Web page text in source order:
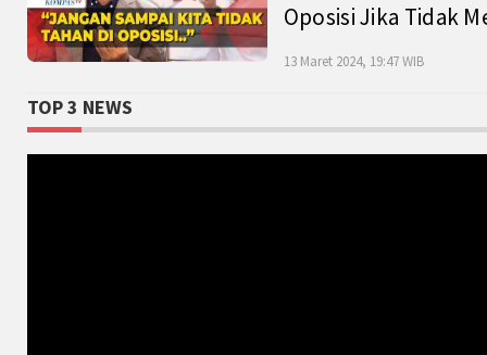
Oposisi Jika Tidak
13 Maret 2024, 19:47 WIB
TOP 3 NEWS